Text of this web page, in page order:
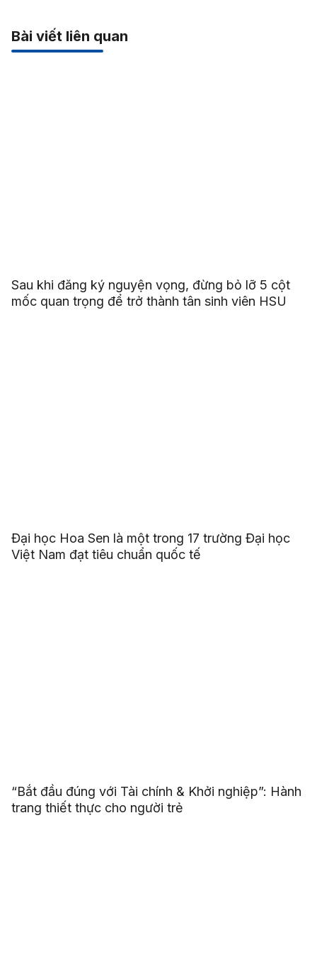
Bài viết liên quan
Sau khi đăng ký nguyện vọng, đừng bỏ lỡ 5 cột
mốc quan trọng để trở thành tân sinh viên HSU
Đại học Hoa Sen là một trong 17 trường Đại học
Việt Nam đạt tiêu chuẩn quốc tế
“Bắt đầu đúng với Tài chính & Khởi nghiệp”: Hành
trang thiết thực cho người trẻ